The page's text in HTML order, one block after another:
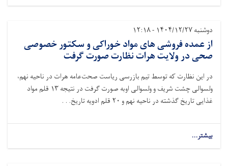
دوشنبه ۱۴۰۴/۱۲/۲۷ - ۱۲:۱۸
از عمده فروشی های مواد خوراکی و سکتور خصوصی
صحی در ولایت هرات نظارت صورت گرفت
در این نظارت که توسط تیم بازرسی ریاست صحت‌عامه هرات در ناحیه نهم،
ولسوالی چشت شریف و ولسوالی اوبه صورت گرفت در نتیجه۱۳ قلم مواد
غذایی تاریخ گذشته در ناحیه نهم و ۲۰ قلم ادویه تاریخ. . .
بیشتر...